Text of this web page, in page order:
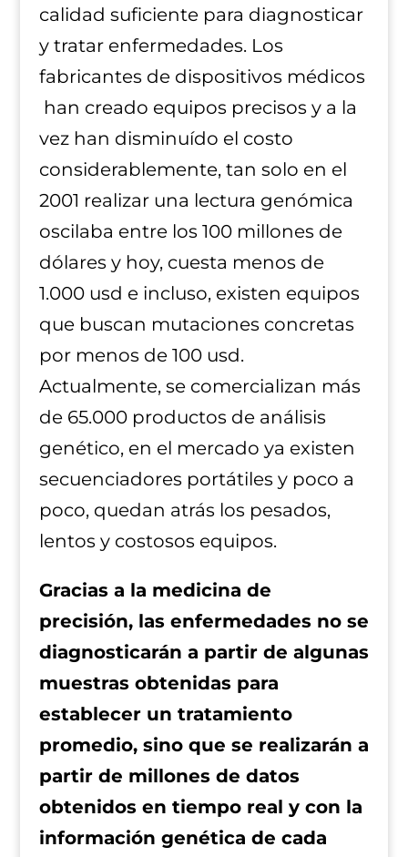
calidad suficiente para diagnosticar
y tratar enfermedades. Los
fabricantes de dispositivos médicos
han creado equipos precisos y a la
vez han disminuído el costo
considerablemente, tan solo en el
2001 realizar una lectura genómica
oscilaba entre los 100 millones de
dólares y hoy, cuesta menos de
1.000 usd e incluso, existen equipos
que buscan mutaciones concretas
por menos de 100 usd.
Actualmente, se comercializan más
de 65.000 productos de análisis
genético, en el mercado ya existen
secuenciadores portátiles y poco a
poco, quedan atrás los pesados,
lentos y costosos equipos.
Gracias a la medicina de
precisión, las enfermedades no se
diagnosticarán a partir de algunas
muestras obtenidas para
establecer un tratamiento
promedio, sino que se realizarán a
partir de millones de datos
obtenidos en tiempo real y con la
información genética de cada